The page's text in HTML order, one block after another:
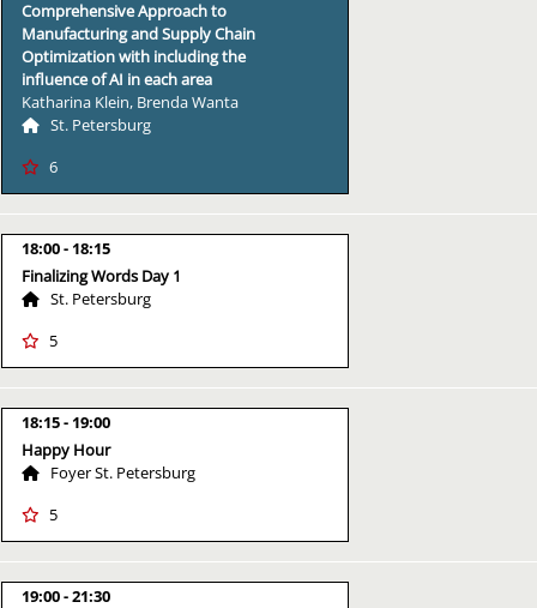
Comprehensive Approach to
Manufacturing and Supply Chain
Optimization with including the
influence of AI in each area
Katharina Klein, Brenda Wanta
St. Petersburg
6
18:00
18:15
Finalizing Words Day 1
St. Petersburg
5
18:15
19:00
Happy Hour
Foyer St. Petersburg
5
19:00 21:30